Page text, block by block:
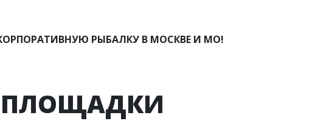
РЫБАЛКУ В МОСКВЕ И МО!
ПЛОЩАДКИ